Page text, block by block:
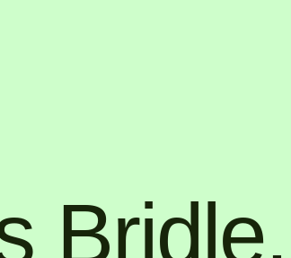
Bridle,